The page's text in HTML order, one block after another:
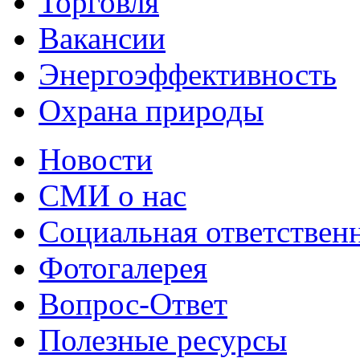
Вакансии
Энергоэффективность
Охрана природы
Новости
СМИ о нас
Социальная
Фотогалерея
Вопрос-Ответ
Полезные ресурсы